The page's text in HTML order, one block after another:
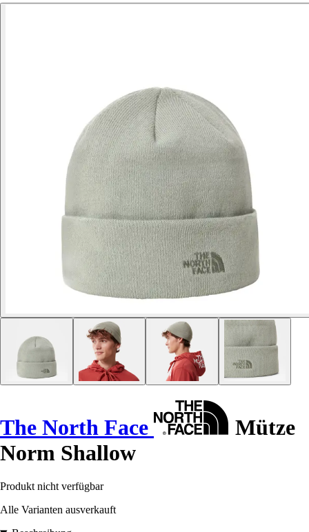
The North Face
Mütze
Norm Shallow
Produkt nicht verfügbar
Alle Varianten ausverkauft